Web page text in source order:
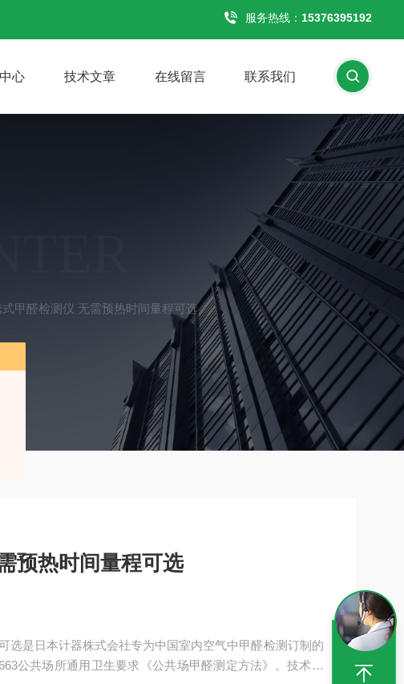
服务热线： 15376395192
心 技术文章 在线留言 联系我们
甲醛检测仪 无需预热时间量程可选
预热时间量程可选
选是日本计器株式会社专为中国室内空气中甲醛检测订制的
公共场所通用卫生要求《公共场甲醛测定方法》。技术指